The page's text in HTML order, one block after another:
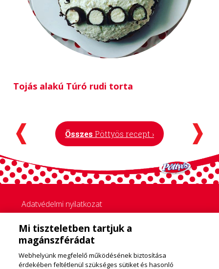
Tojás alakú Túró rudi torta
Összes Pöttyös recept ›
Adatvédelmi nyilatkozat
Cookie Beállítások
Vevőszolgálati adatkezelés
Mi tiszteletben tartjuk a
magánszférádat
Webhelyünk megfelelő működésének biztosítása
érdekében feltétlenül szükséges sütiket és hasonló